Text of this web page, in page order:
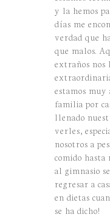
y la hemos
días me
verdad que
que malos.
extraños nos
estamos muy
familia por
llenado
verles,
nosotros a
comido hasta
al gimnasio
regresar a
en dietas
se ha dicho!